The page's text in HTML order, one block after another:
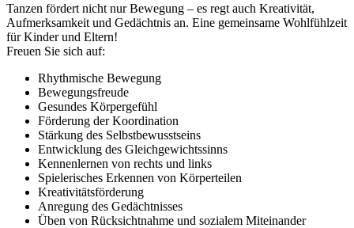
Tanzen fördert nicht nur Bewegung – es regt auch Kreativität,
Aufmerksamkeit und Gedächtnis an. Eine gemeinsame Wohlfühlzeit
für Kinder und Eltern!
Freuen Sie sich auf:
Rhythmische Bewegung
Bewegungsfreude
Gesundes Körpergefühl
Förderung der Koordination
Stärkung des Selbstbewusstseins
Entwicklung des Gleichgewichtssinns
Kennenlernen von rechts und links
Spielerisches Erkennen von Körperteilen
Kreativitätsförderung
Anregung des Gedächtnisses
Üben von Rücksichtnahme und sozialem Miteinander